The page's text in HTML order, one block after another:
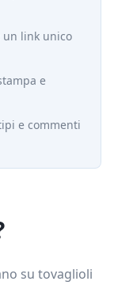
link unico
e
e commenti
su tovaglioli